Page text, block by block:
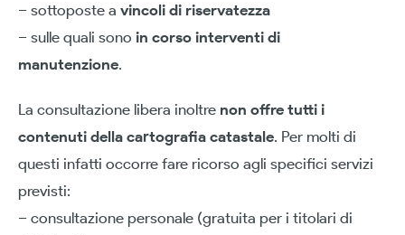
– sottoposte a vincoli di riservatezza
– sulle quali sono in corso interventi di
manutenzione.
La consultazione libera inoltre non offre tutti i
contenuti della cartografia catastale. Per molti di
questi infatti occorre fare ricorso agli specifici servizi
previsti:
– consultazione personale (gratuita per i titolari di